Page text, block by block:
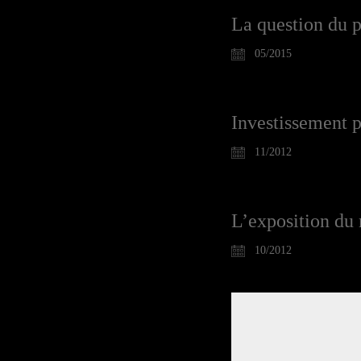
La question du
05/2015
Investissement
11/2012
L’exposition du
10/2012